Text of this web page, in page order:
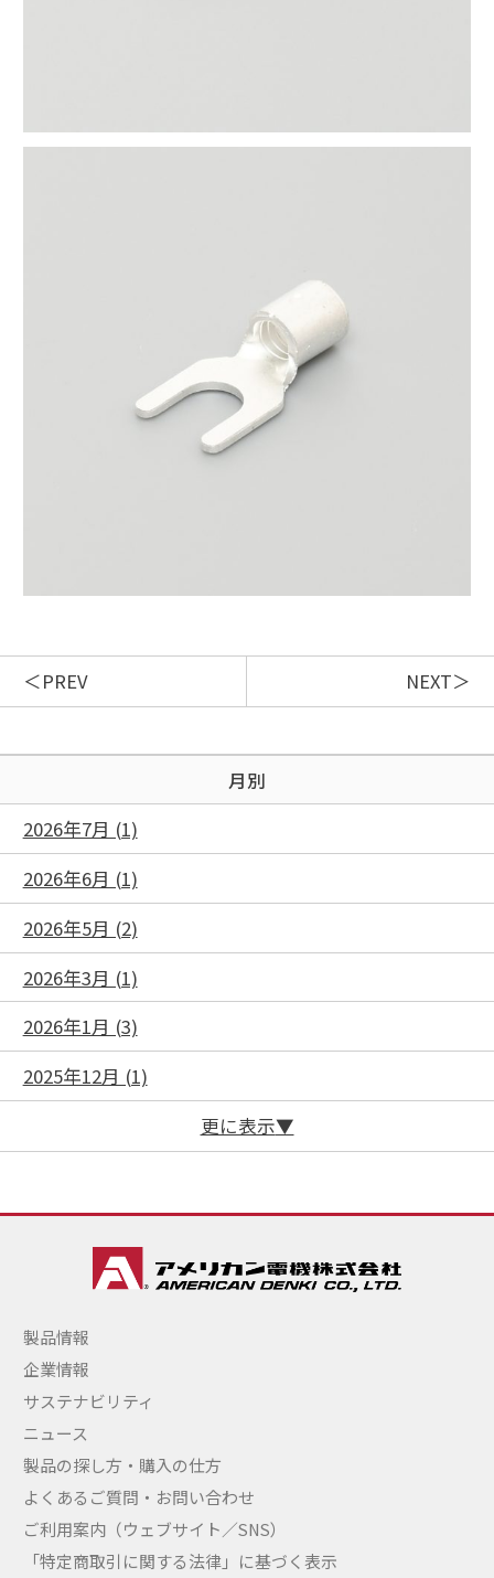
PREV NEXT
月別
2026年7月 (1)
2026年6月 (1)
2026年5月 (2)
2026年3月 (1)
2026年1月 (3)
2025年12月 (1)
更に表示
製品情報
企業情報
サステナビリティ
ニュース
製品の探し方・購入の仕方
よくあるご質問・お問い合わせ
ご利用案内（ウェブサイト／SNS）
「特定商取引に関する法律」に基づく表示